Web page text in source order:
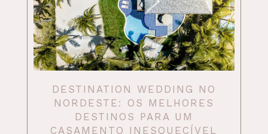
DESTINATION WEDDING NO
NORDESTE: OS MELHORES
DESTINOS PARA UM
CASAMENTO INESQUECÍVEL